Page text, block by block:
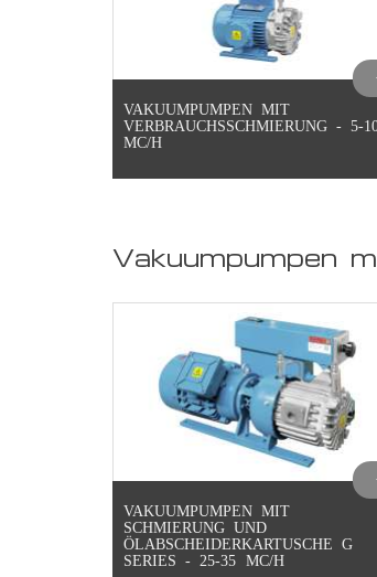
VAKUUMPUMPEN MIT
VERBRAUCHSSCHMIERUNG - 5-
MC/H
Vakuumpumpen
VAKUUMPUMPEN MIT
SCHMIERUNG UND
ÖLABSCHEIDERKARTUSCHE G
SERIES - 25-35 MC/H